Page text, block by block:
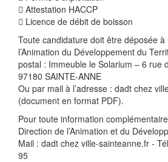
 Attestation HACCP
 Licence de débit de boisson
Toute candidature doit être déposée
l’Animation du Développement du
postal : Immeuble le Solarium – 6 rue
97180 SAINTE-ANNE
Ou par mail à l’adresse : dadt chez
(document en format PDF).
Pour toute information
Direction de l’Animation et du
Mail : dadt chez ville-sainteanne.fr -
95